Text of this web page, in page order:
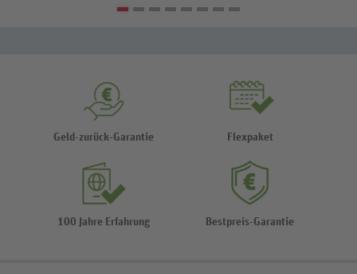
Geld-zurück-Garantie Flexpaket
100 Jahre Erfahrung Bestpreis-Garantie